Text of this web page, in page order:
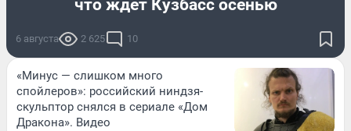
что ждет Кузбасс осенью
6 августа 2 625 10
«Минус — слишком много
спойлеров»: российский ниндзя-
скульптор снялся в сериале «Дом
Дракона». Видео